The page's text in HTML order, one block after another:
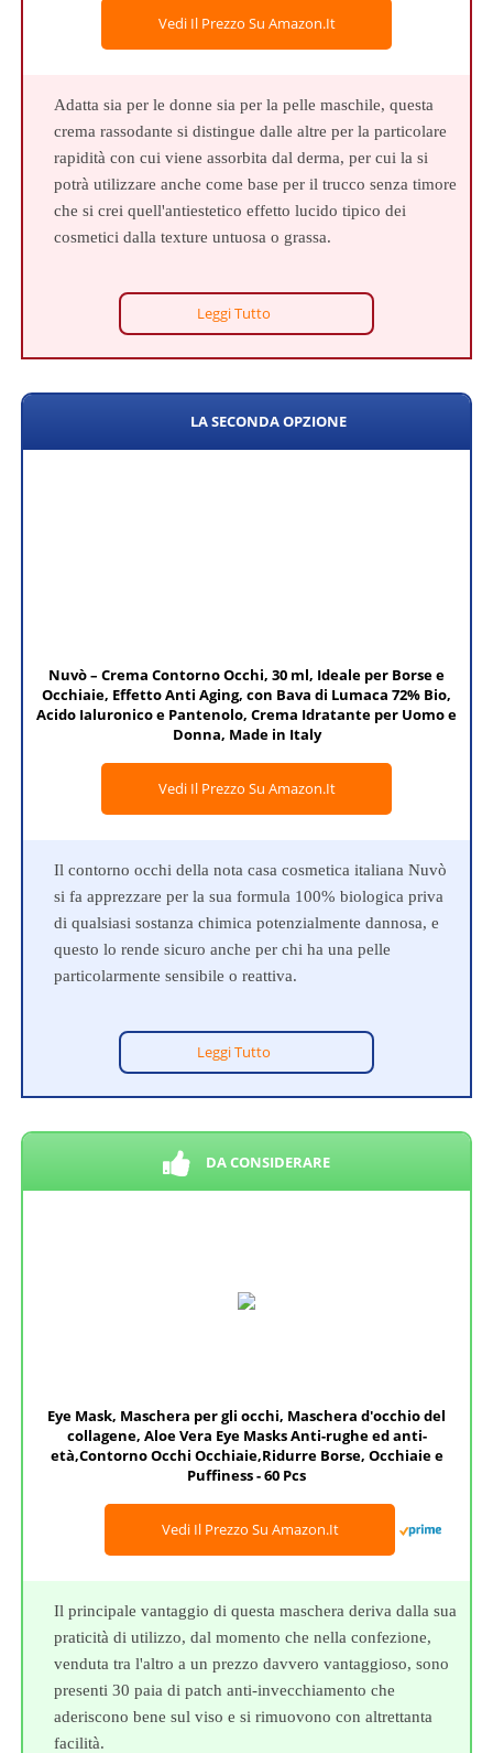
Vedi Il Prezzo Su Amazon.it
Adatta sia per le donne sia per la pelle maschile, questa
crema rassodante si distingue dalle altre per la particolare
rapidità con cui viene assorbita dal derma, per cui la si
potrà utilizzare anche come base per il trucco senza timore
che si crei quell'antiestetico effetto lucido tipico dei
cosmetici dalla texture untuosa o grassa.
Leggi Tutto
LA SECONDA OPZIONE
Nuvò – Crema Contorno Occhi, 30 ml, Ideale per Borse e
Occhiaie, Effetto Anti Aging, con Bava di Lumaca 72% Bio,
Acido Ialuronico e Pantenolo, Crema Idratante per Uomo e
Donna, Made in Italy
Vedi Il Prezzo Su Amazon.it
Il contorno occhi della nota casa cosmetica italiana Nuvò
si fa apprezzare per la sua formula 100% biologica priva
di qualsiasi sostanza chimica potenzialmente dannosa, e
questo lo rende sicuro anche per chi ha una pelle
particolarmente sensibile o reattiva.
Leggi Tutto
DA CONSIDERARE
Eye Mask, Maschera per gli occhi, Maschera d'occhio del
collagene, Aloe Vera Eye Masks Anti-rughe ed anti-
età,Contorno Occhi Occhiaie,Ridurre Borse, Occhiaie e
Puffiness - 60 Pcs
Vedi Il Prezzo Su Amazon.it
Il principale vantaggio di questa maschera deriva dalla sua
praticità di utilizzo, dal momento che nella confezione,
venduta tra l'altro a un prezzo davvero vantaggioso, sono
presenti 30 paia di patch anti-invecchiamento che
aderiscono bene sul viso e si rimuovono con altrettanta
facilità.